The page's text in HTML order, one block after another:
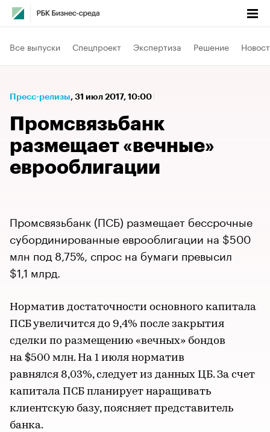
Все выпуски Спецпроект Экспертиза Решение
Пресс-релизы⁠, 31 июл 2017, 10:00
Промсвязьбанк
размещает «вечные»
еврооблигации
Промсвязьбанк (ПСБ) размещает бессрочные
субординированные еврооблигации на $500
млн под 8,75%, спрос на бумаги превысил
$1,1 млрд.
Норматив достаточности основного капитала
ПСБ увеличится до 9,4% после закрытия
сделки по размещению «вечных» бондов
на $500 млн. На 1 июля норматив
равнялся 8,03%, следует из данных ЦБ. За счет
капитала ПСБ планирует наращивать
клиентскую базу, поясняет представитель
банка.